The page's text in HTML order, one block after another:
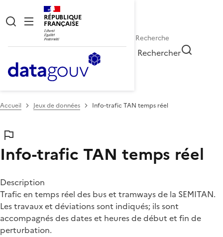
RÉPUBLIQUE
FRANÇAISE
Rechercher
Accueil Jeux de données Info-trafic TAN temps réel
Info-trafic TAN temps réel
Description
Trafic en temps réel des bus et tramways de la SEMITAN.
Les travaux et déviations sont indiqués; ils sont
accompagnés des dates et heures de début et fin de
perturbation.